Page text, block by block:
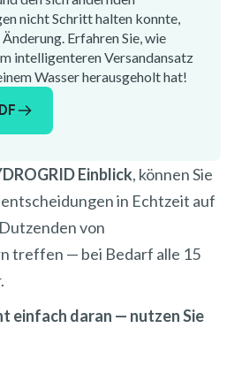
nicht Schritt halten konnte,
Erfahren Sie, wie
intelligenteren Versandansatz
Wasser herausgeholt hat!
Einblick, können Sie
in Echtzeit auf
von
treffen — bei Bedarf alle 15
einfach daran — nutzen Sie